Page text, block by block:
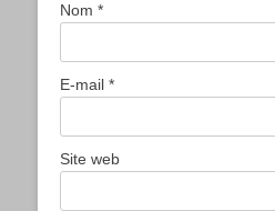
Nom *
E-mail *
Site web